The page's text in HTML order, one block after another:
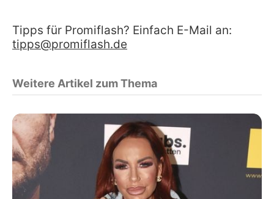
Tipps für Promiflash? Einfach E-Mail an:
tipps@promiflash.de
Weitere Artikel zum Thema